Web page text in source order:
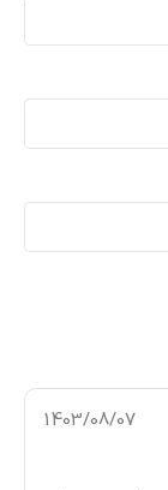
1403/08/07